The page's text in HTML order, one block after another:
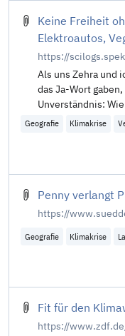
Keine Freiheit
Elektroautos,
Als uns Zehra und
das Ja-Wort
Unverständnis:
Ausprobieren
Geografie Klimakrise
Penny verlangt
Geografie Klimakrise
Fit für den